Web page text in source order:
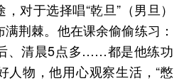
对于选择唱“乾旦”（男旦）
荆棘。他在课余偷偷练习：
、清晨5点多……都是他练功
人物，他用心观察生活，“憋